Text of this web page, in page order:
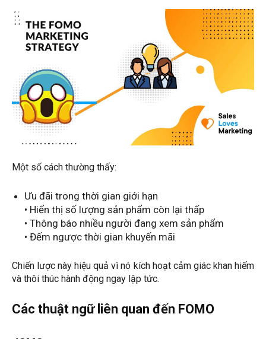
Một số cách thường thấy:
Ưu đãi trong thời gian giới hạn
• Hiển thị số lượng sản phẩm còn lại thấp
• Thông báo nhiều người đang xem sản phẩm
• Đếm ngược thời gian khuyến mãi
Chiến lược này hiệu quả vì nó kích hoạt cảm giác khan hiếm
và thôi thúc hành động ngay lập tức.
Các thuật ngữ liên quan đến FOMO